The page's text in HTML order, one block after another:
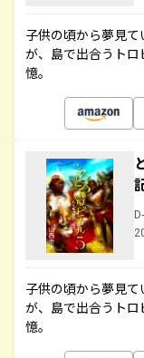
子供の頃から夢見
が、島で出合うト
憶。
子供の頃から夢見
が、島で出合うト
憶。